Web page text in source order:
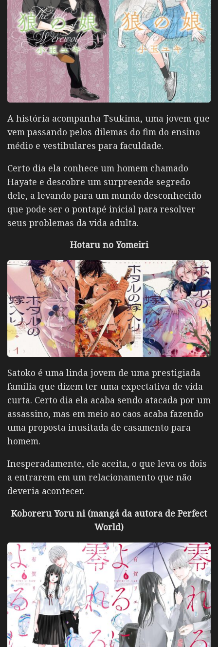
A história acompanha Tsukima, uma jovem que
vem passando pelos dilemas do fim do ensino
médio e vestibulares para faculdade.
Certo dia ela conhece um homem chamado
Hayate e descobre um surpreende segredo
dele, a levando para um mundo desconhecido
que pode ser o pontapé inicial para resolver
seus problemas da vida adulta.
Hotaru no Yomeiri
Satoko é uma linda jovem de uma prestigiada
família que dizem ter uma expectativa de vida
curta. Certo dia ela acaba sendo atacada por um
assassino, mas em meio ao caos acaba fazendo
uma proposta inusitada de casamento para
homem.
Inesperadamente, ele aceita, o que leva os dois
a entrarem em um relacionamento que não
deveria acontecer.
Koboreru Yoru ni (mangá da autora de Perfect
World)